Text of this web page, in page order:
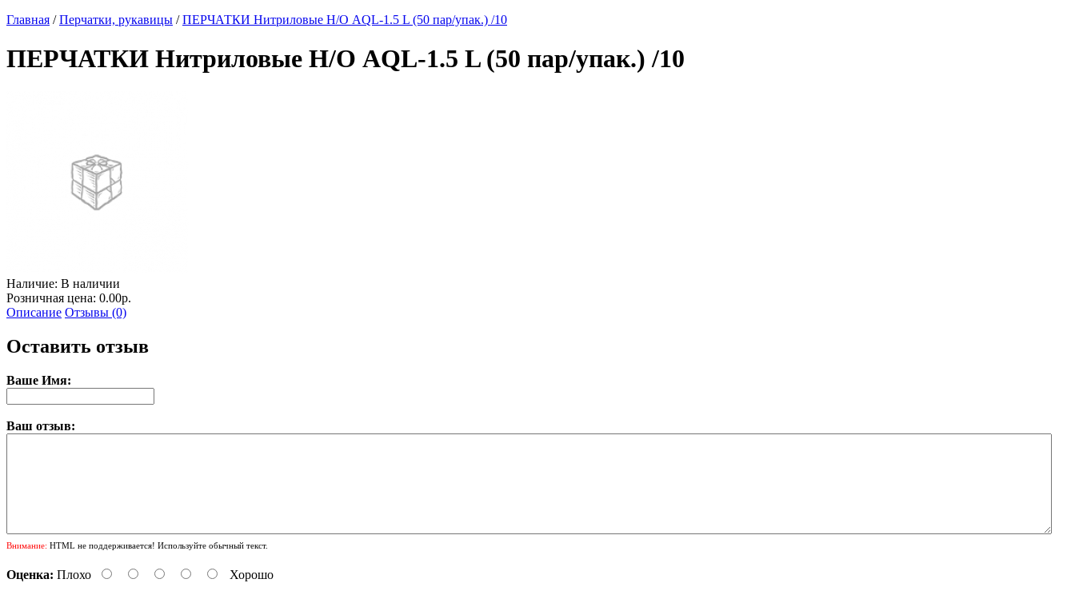
Главная /Перчатки, рукавицы /ПЕРЧАТКИ Нитриловые Н/О AQL-1.5 L (50 пар/упак.) /10
ПЕРЧАТКИ Нитриловые Н/О AQL-1.5 L (50 пар/упак.) /10
Наличие: В наличии
Розничная цена: 0.00р.
Описание Отзывы (0)
Оставить отзыв
Ваше Имя:
Ваш отзыв:
Внимание: HTML не поддерживается! Используйте обычный текст.
Оценка: Плохо Хорошо